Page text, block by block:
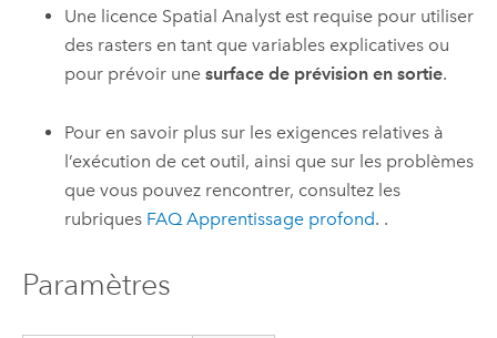
Une licence Spatial Analyst est requise pour utiliser
des rasters en tant que variables explicatives ou
pour prévoir unesurface de prévision en sortie.
Pour en savoir plus sur les exigences relatives à
l’exécution de cet outil, ainsi que sur les problèmes
que vous pouvez rencontrer, consultez les
rubriques FAQ Apprentissage profond. .
Paramètres